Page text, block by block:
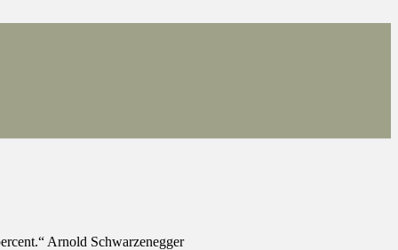
Arnold Schwarzenegger